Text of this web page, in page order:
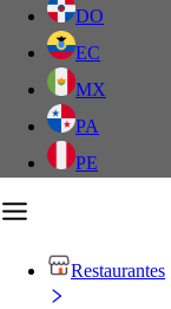
DO
EC
MX
PA
PE
Restaurantes